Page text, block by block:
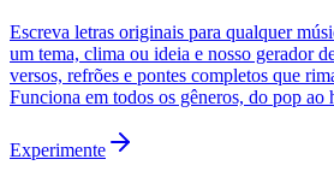
Escreva letras originais para qualquer
um tema, clima ou ideia e nosso gerador
versos, refrões e pontes completos que
Funciona em todos os gêneros, do pop ao
Experimente